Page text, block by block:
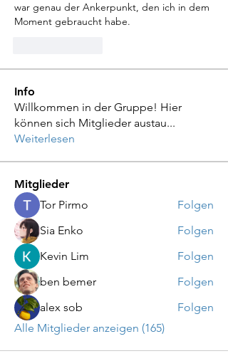
war genau der Ankerpunkt, den ich in dem
Moment gebraucht habe.
Info
Willkommen in der Gruppe! Hier
können sich Mitglieder austau...
Weiterlesen
Mitglieder
Tor Pirmo
Folgen
Sia Enko
Folgen
Kevin Lim
Folgen
ben bemer
Folgen
alex sob
Folgen
Alle Mitglieder anzeigen (165)